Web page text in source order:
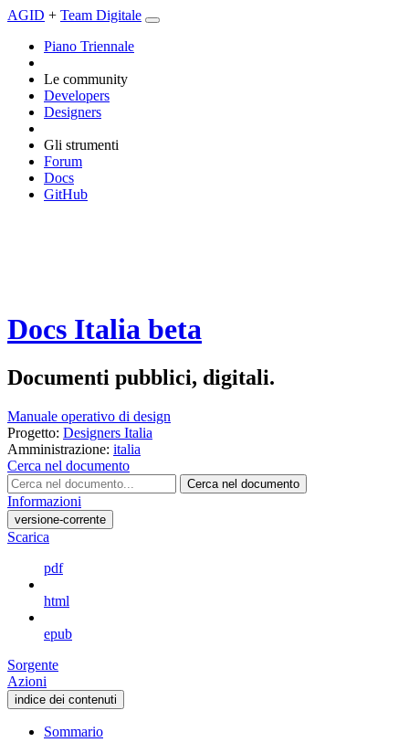
AGID + Team Digitale
Piano Triennale
Le community
Developers
Designers
Gli strumenti
Forum
Docs
GitHub
Docs Italia beta
Documenti pubblici, digitali.
Manuale operativo di design
Progetto: Designers Italia
Amministrazione: italia
Cerca nel documento
Cerca nel documento
Informazioni
versione-corrente
Scarica
pdf
html
epub
Sorgente
Azioni
indice dei contenuti
Sommario